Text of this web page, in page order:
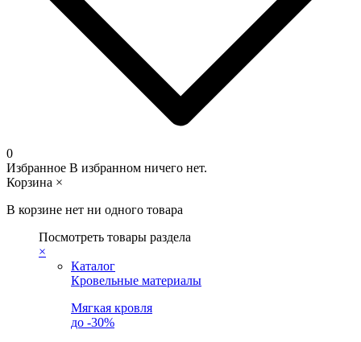
0
Избранное В избранном ничего нет.
Корзина ×
В корзине нет ни одного товара
Посмотреть товары раздела
×
Каталог
Кровельные материалы
Мягкая кровля
до -30%